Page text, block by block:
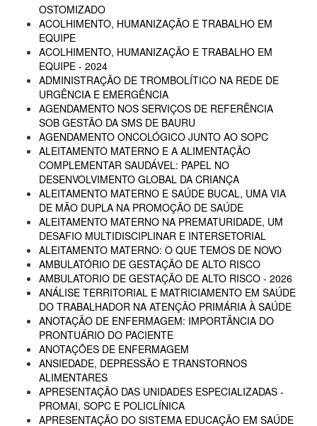
OSTOMIZADO
ACOLHIMENTO, HUMANIZAÇÃO E TRABALHO EM
EQUIPE
ACOLHIMENTO, HUMANIZAÇÃO E TRABALHO EM
EQUIPE - 2024
ADMINISTRAÇÃO DE TROMBOLÍTICO NA REDE DE
URGÊNCIA E EMERGÊNCIA
AGENDAMENTO NOS SERVIÇOS DE REFERÊNCIA
SOB GESTÃO DA SMS DE BAURU
AGENDAMENTO ONCOLÓGICO JUNTO AO SOPC
ALEITAMENTO MATERNO E A ALIMENTAÇÃO
COMPLEMENTAR SAUDÁVEL: PAPEL NO
DESENVOLVIMENTO GLOBAL DA CRIANÇA
ALEITAMENTO MATERNO E SAÚDE BUCAL, UMA VIA
DE MÃO DUPLA NA PROMOÇÃO DE SAÚDE
ALEITAMENTO MATERNO NA PREMATURIDADE, UM
DESAFIO MULTIDISCIPLINAR E INTERSETORIAL
ALEITAMENTO MATERNO: O QUE TEMOS DE NOVO
AMBULATÓRIO DE GESTAÇÃO DE ALTO RISCO
AMBULATORIO DE GESTAÇÃO DE ALTO RISCO - 2026
ANÁLISE TERRITORIAL E MATRICIAMENTO EM SAÚDE
DO TRABALHADOR NA ATENÇÃO PRIMÁRIA À SAÚDE
ANOTAÇÃO DE ENFERMAGEM: IMPORTÂNCIA DO
PRONTUÁRIO DO PACIENTE
ANOTAÇÕES DE ENFERMAGEM
ANSIEDADE, DEPRESSÃO E TRANSTORNOS
ALIMENTARES
APRESENTAÇÃO DAS UNIDADES ESPECIALIZADAS -
PROMAI, SOPC E POLICLÍNICA
APRESENTAÇÃO DO SISTEMA EDUCAÇÃO EM SAÚDE